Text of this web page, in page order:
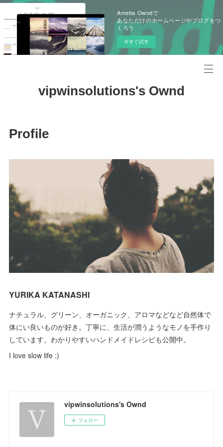
Ameba Owndで
あなただけのホームページやブログをつ
くろう
今すぐ試す
vipwinsolutions's Ownd
Profile
YURIKA KATANASHI
ナチュラル、グリーン、オーガニック、アロマなどなど自然体で
体にい良いものが好き。丁寧に、生活が潤うようなモノを手作り
しています。わかりやすいハンドメイドレシピも公開中。
I love slow life :)
vipwinsolutions's Ownd
フォロー